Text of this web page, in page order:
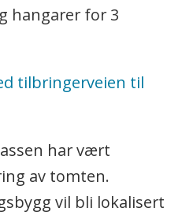
hangarer for 3
tilbringerveien til
har vært
av tomten.
vil bli lokalisert